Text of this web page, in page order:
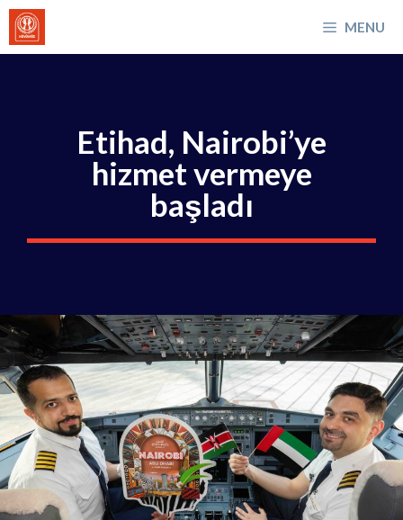
İçeriğe
atla
MENU
Etihad, Nairobi’ye
hizmet vermeye
başladı